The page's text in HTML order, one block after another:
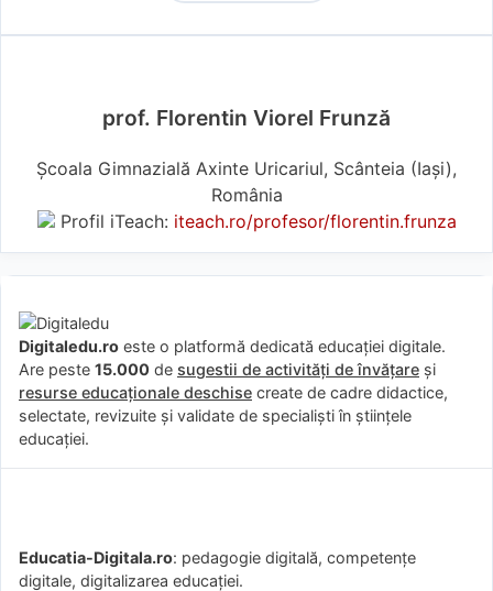
prof. Florentin Viorel Frunză
Școala Gimnazială Axinte Uricariul, Scânteia (Iaşi),
România
Profil iTeach: iteach.ro/profesor/florentin.frunza
Digitaledu.ro este o platformă dedicată educației digitale.
Are peste 15.000 de sugestii de activități de învățare și
resurse educaționale deschise create de cadre didactice,
selectate, revizuite și validate de specialiști în științele
educației.
Educatia-Digitala.ro: pedagogie digitală, competențe
digitale, digitalizarea educației.